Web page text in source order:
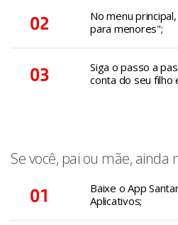
No menu
para menores";
Siga o passo a
conta do seu filho
Se você, pai ou mãe, ainda
Baixe o App
Aplicativos;